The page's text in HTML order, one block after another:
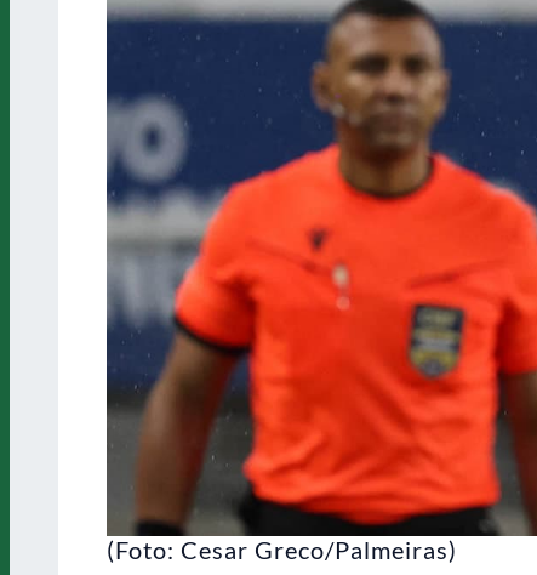
(Foto: Cesar Greco/Palmeiras)